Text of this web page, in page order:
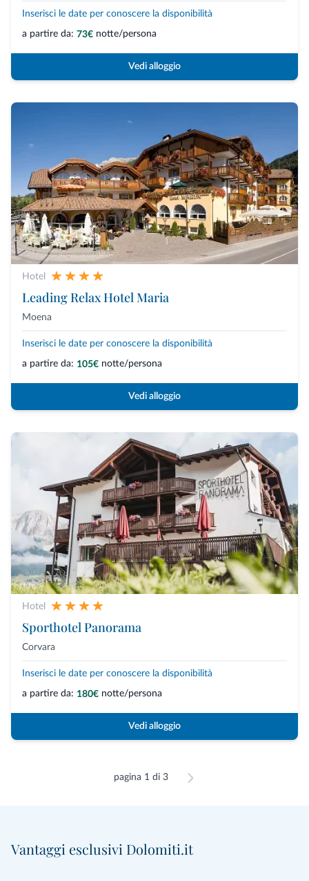
Inserisci le date per conoscere la disponibilità
a partire da: 73€ notte/persona
Vedi alloggio
Hotel
Leading Relax Hotel Maria
Moena
Inserisci le date per conoscere la disponibilità
a partire da: 105€ notte/persona
Vedi alloggio
Hotel
Sporthotel Panorama
Corvara
Inserisci le date per conoscere la disponibilità
a partire da: 180€ notte/persona
Vedi alloggio
pagina 1 di 3
Vantaggi esclusivi Dolomiti.it